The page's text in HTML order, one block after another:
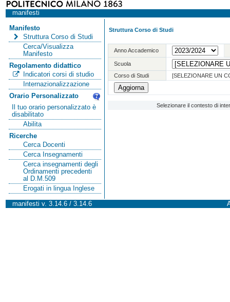
manifesti
Manifesto
Struttura Corso di Studi
Cerca/Visualizza
Manifesto
Regolamento didattico
Indicatori corsi di studio
Internazionalizzazione
Orario Personalizzato
Il tuo orario personalizzato è
disabilitato
Abilita
Ricerche
Cerca Docenti
Cerca Insegnamenti
Cerca insegnamenti degli
Ordinamenti precedenti
al D.M.509
Erogati in lingua Inglese
Struttura Corso di Studi
Anno Accademico
Scuola
Corso di Studi
[SELEZIONARE UN
Selezionare il contesto di
manifesti v. 3.14.6 / 3.14.6